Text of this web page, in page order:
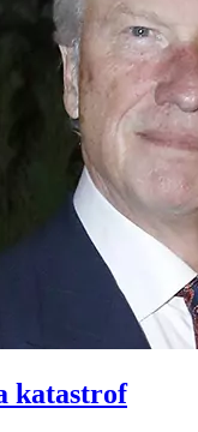
katastrof